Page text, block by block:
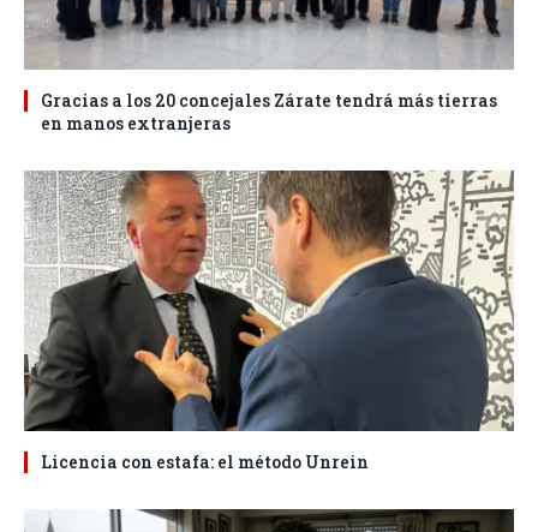
Gracias a los 20 concejales Zárate tendrá más tierras
en manos extranjeras
Licencia con estafa: el método Unrein